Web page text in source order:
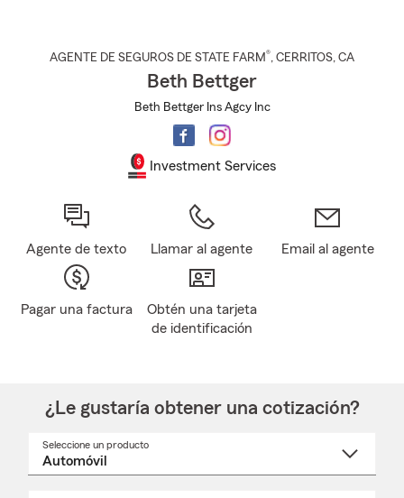
AGENTE DE SEGUROS DE STATE FARM®, CERRITOS, CA
Beth Bettger
Beth Bettger Ins Agcy Inc
Investment Services
Agente de texto Llamar al agente Email al agente
Pagar una factura
Obtén una tarjeta
de identificación
¿Le gustaría obtener una cotización?
Seleccione un producto